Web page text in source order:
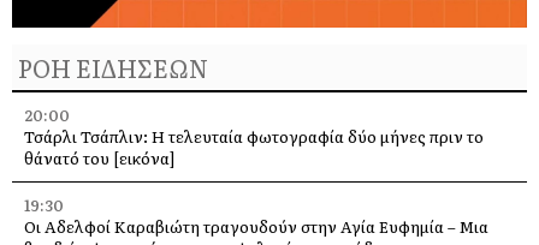
ΡΟΗ ΕΙΔΗΣΕΩΝ
20:00
Τσάρλι Τσάπλιν: Η τελευταία φωτογραφία δύο μήνες πριν το
θάνατό του [εικόνα]
19:30
Οι Αδελφοί Καραβιώτη τραγουδούν στην Αγία Ευφημία – Μια